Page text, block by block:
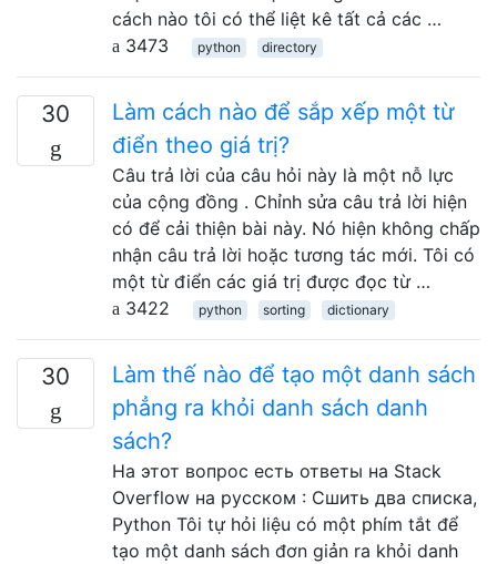
cách nào tôi có thể liệt kê tất cả các …
3473
python directory
30
Làm cách nào để sắp xếp một từ
điển theo giá trị?
Câu trả lời của câu hỏi này là một nỗ lực
của cộng đồng . Chỉnh sửa câu trả lời hiện
có để cải thiện bài này. Nó hiện không chấp
nhận câu trả lời hoặc tương tác mới. Tôi có
một từ điển các giá trị được đọc từ …
3422
python sorting dictionary
30
Làm thế nào để tạo một danh sách
phẳng ra khỏi danh sách danh
sách?
На этот вопрос есть ответы на Stack
Overflow на русском : Сшить два списка,
Python Tôi tự hỏi liệu có một phím tắt để
tạo một danh sách đơn giản ra khỏi danh